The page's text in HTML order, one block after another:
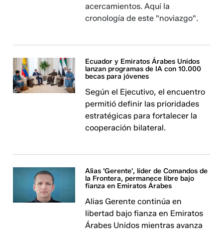
acercamientos. Aquí la
cronología de este "noviazgo".
Ecuador y Emiratos Árabes Unidos
lanzan programas de IA con 10.000
becas para jóvenes
Según el Ejecutivo, el encuentro
permitió definir las prioridades
estratégicas para fortalecer la
cooperación bilateral.
Alias 'Gerente', líder de Comandos de
la Frontera, permanece libre bajo
fianza en Emiratos Árabes
Alias Gerente continúa en
libertad bajo fianza en Emiratos
Árabes Unidos mientras avanza